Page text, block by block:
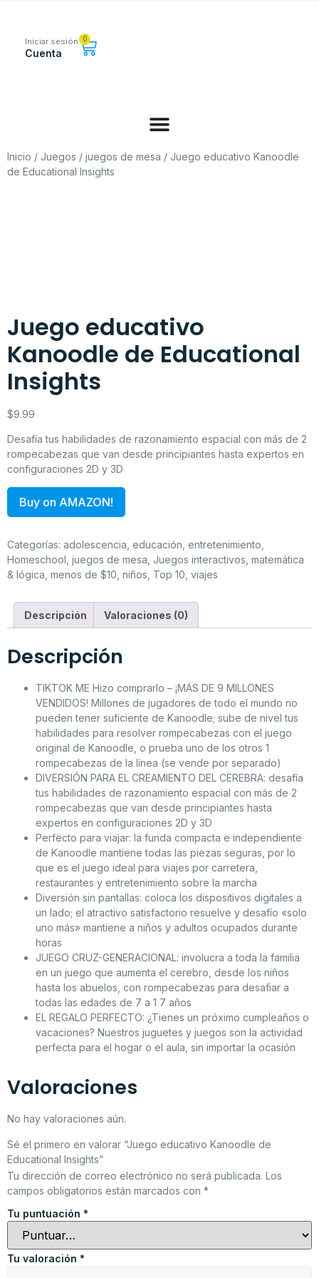
Iniciar sesión
Cuenta
0
Inicio / Juegos / juegos de mesa / Juego educativo Kanoodle
de Educational Insights
Juego educativo
Kanoodle de Educational
Insights
$9.99
Desafía tus habilidades de razonamiento espacial con más de 2
rompecabezas que van desde principiantes hasta expertos en
configuraciones 2D y 3D
Buy on AMAZON!
Categorías: adolescencia educación entretenimiento
Homeschool juegos de mesa Juegos interactivos matemática
& lógica menos de $10 niños Top 10 viajes
Descripción Valoraciones (0)
Descripción
TIKTOK ME Hizo comprarlo – ¡MÁS DE 9 MILLONES
VENDIDOS! Millones de jugadores de todo el mundo no
pueden tener suficiente de Kanoodle; sube de nivel tus
habilidades para resolver rompecabezas con el juego
original de Kanoodle, o prueba uno de los otros 1
rompecabezas de la línea (se vende por separado)
DIVERSIÓN PARA EL CREAMIENTO DEL CEREBRA: desafía
tus habilidades de razonamiento espacial con más de 2
rompecabezas que van desde principiantes hasta
expertos en configuraciones 2D y 3D
Perfecto para viajar: la funda compacta e independiente
de Kanoodle mantiene todas las piezas seguras, por lo
que es el juego ideal para viajes por carretera,
restaurantes y entretenimiento sobre la marcha
Diversión sin pantallas: coloca los dispositivos digitales a
un lado; el atractivo satisfactorio resuelve y desafío «solo
uno más» mantiene a niños y adultos ocupados durante
horas
JUEGO CRUZ-GENERACIONAL: involucra a toda la familia
en un juego que aumenta el cerebro, desde los niños
hasta los abuelos, con rompecabezas para desafiar a
todas las edades de 7 a 1 7 años
EL REGALO PERFECTO: ¿Tienes un próximo cumpleaños o
vacaciones? Nuestros juguetes y juegos son la actividad
perfecta para el hogar o el aula, sin importar la ocasión
Valoraciones
No hay valoraciones aún.
Sé el primero en valorar “Juego educativo Kanoodle de
Educational Insights”
Tu dirección de correo electrónico no será publicada. Los
campos obligatorios están marcados con *
Tu puntuación *
Tu valoración *